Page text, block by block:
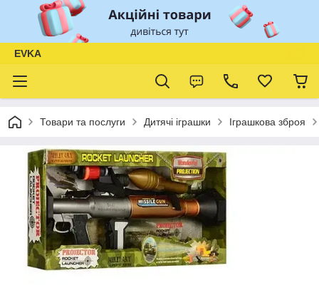
EVKA
Товари та послуги Дитячі іграшки Іграшкова зброя